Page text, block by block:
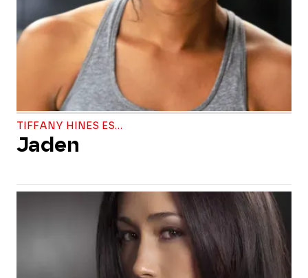
TIFFANY HINES ES...
Jaden